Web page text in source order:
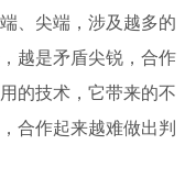
、尖端，涉及越多的
越是矛盾尖锐，合作
的技术，它带来的不
合作起来越难做出判